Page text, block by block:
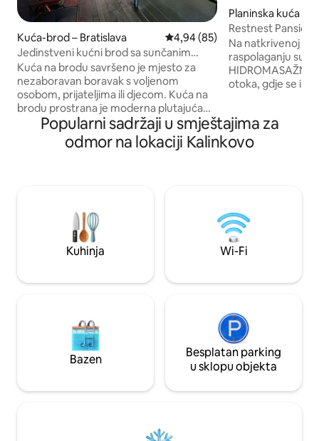
Kuća-brod – Bratislava Prosječna ocjena: 4,94/5,
4,94 (85)
Jedinstveni kućni brod sa sunčanim
terasama i kanuima
Kuća na brodu savršeno je mjesto za
nezaboravan boravak s voljenom
osobom, prijateljima ili djecom. Kuća na
brodu prostrana je moderna plutajuća
kuća. Dnevni boravak s kuhinjom ima
kamin, kauč i veliki prozor s pogledom na
vodu. Kuhinja je u potpunosti
dabrove, patke ili labudove. U isto
vrijeme, postoji mogućnost da otkrijete
okolinu u kanuu, na dasci za veslanje ili
Planinska kuća –
Restnest
Kadica
Na natkrivenoj
raspolaganju su
HIDROMASAŽNA KADA.
otoka, gdje se i
uređajem dobro
izravnih susjeda,
dovoljno udaljeni. Naša kuća za odmor
osobi po noćenju.
Popularni sadržaji u smještajima za
odmor na lokaciji Kalinkovo
Kuhinja Wi-Fi
Bazen
Besplatan parking
u sklopu objekta